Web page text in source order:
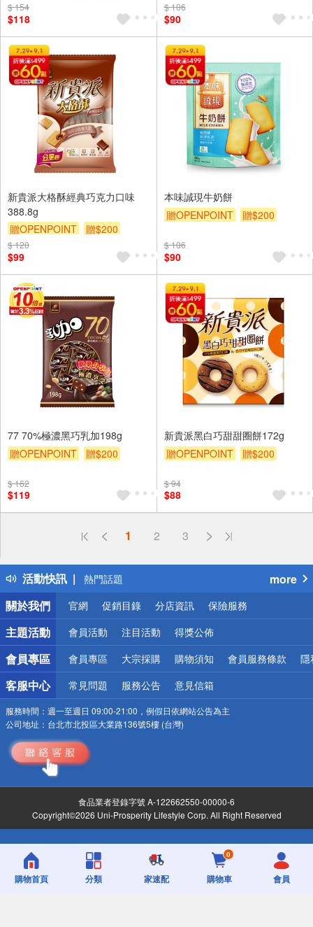
$ 154
$118
$ 106
$90
新貴派大格酥經典巧克力口味
388.8g
贈OPENPOINT
贈$200
$ 120
$99
本味誠現牛奶餅
贈OPENPOINT
贈$200
$ 106
$90
77 70%極濃黑巧乳加198g
贈OPENPOINT
贈$200
$ 162
$119
新貴派黑白巧甜甜圈餅172g
贈OPENPOINT
贈$200
$ 94
$88
1 2 3
活動快訊
偏遠地區配送
得獎公告
熱門話題
銀行優惠
偏遠地區配送
詐騙網頁！請小心！
more
關於我們
官網 促銷目錄 分店資訊 保險服務
主題活動 會員活動 注目活動 得獎公佈
會員專區 會員專區 大宗採購 購物須知 會員服務條款 隱
客服中心 常見問題 服務公告 意見信箱
服務時間： 週一至週日 09:00-21:00，例假日依網站公告為主
公司地址： 台北市北投區大業路136號5樓 (台灣)
食品業者登錄字號 A-122662550-00000-6
Copyright©2026 Uni-Prosperity Lifestyle Corp. All Right Reserved
購物首頁 分類 家速配
0
購物車 會員